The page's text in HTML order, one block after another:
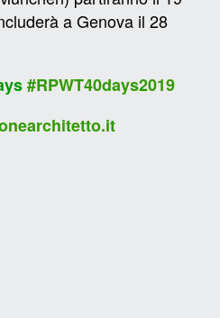
a Genova il 28
#RPWT40days2019